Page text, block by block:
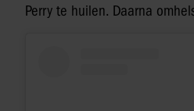
Perry te huilen. Daarna